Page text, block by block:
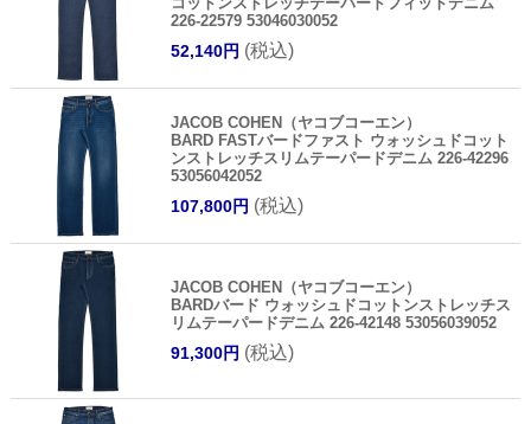
226-22579 53046030052
52,140円 (税込)
JACOB COHEN（ヤコブコーエン）
BARD FASTバードファスト ウォッシュドコット
ンストレッチスリムテーパードデニム 226-42296
53056042052
107,800円 (税込)
JACOB COHEN（ヤコブコーエン）
BARDバード ウォッシュドコットンストレッチス
リムテーパードデニム 226-42148 53056039052
91,300円 (税込)